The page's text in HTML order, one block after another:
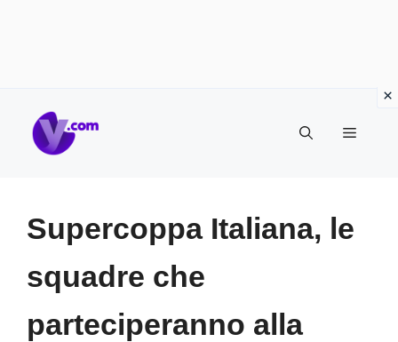
Menu
Supercoppa Italiana, le
squadre che
parteciperanno alla